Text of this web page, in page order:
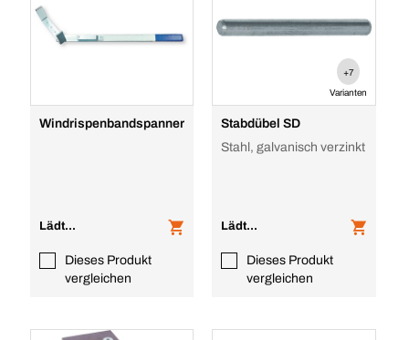
Windrispenbandspanner
Lädt...
Dieses Produkt
vergleichen
+7
Varianten
Stabdübel SD
Stahl, galvanisch verzinkt
Lädt...
Dieses Produkt
vergleichen